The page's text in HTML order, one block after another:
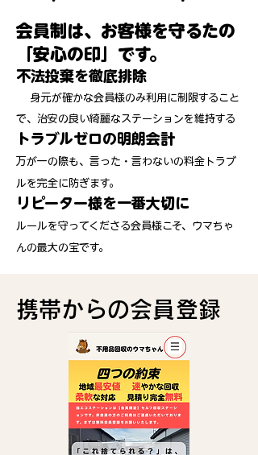
会員制は、お客様を守るたの
「安心の印」です。
不法投棄を徹底排除
身元が確かな会員様のみ利用に制限すること
で、治安の良い綺麗なステーションを維持する
トラブルゼロの明朗会計
万が一の際も、言った・言わないの料金トラブ
ルを完全に防ぎます。
リピーター様を一番大切に
ルールを守ってくださる会員様こそ、ウマちゃ
んの最大の宝です。
​携帯からの会員登録